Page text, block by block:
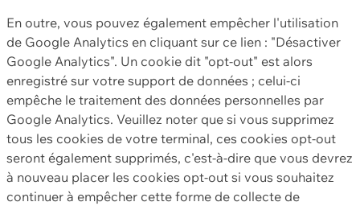
En outre, vous pouvez également empêcher l'utilisation
de Google Analytics en cliquant sur ce lien : "Désactiver
Google Analytics". Un cookie dit "opt-out" est alors
enregistré sur votre support de données ; celui-ci
empêche le traitement des données personnelles par
Google Analytics. Veuillez noter que si vous supprimez
tous les cookies de votre terminal, ces cookies opt-out
seront également supprimés, c'est-à-dire que vous devrez
à nouveau placer les cookies opt-out si vous souhaitez
continuer à empêcher cette forme de collecte de